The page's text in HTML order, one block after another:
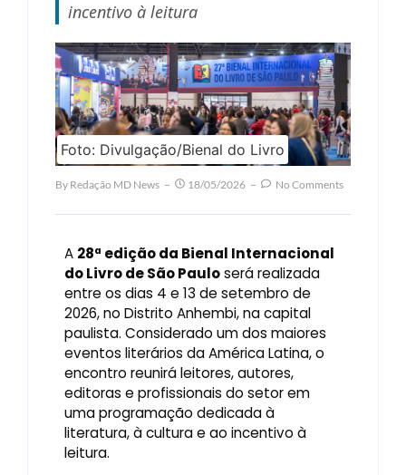
incentivo à leitura
Foto: Divulgação/Bienal do Livro
By Redação MD News 18/05/2026 No Comments
A 28ª edição da Bienal Internacional
do Livro de São Pauloserá realizada
entre os dias 4 e 13 de setembro de
2026, no Distrito Anhembi, na capital
paulista. Considerado um dos maiores
eventos literários da América Latina, o
encontro reunirá leitores, autores,
editoras e profissionais do setor em
uma programação dedicada à
literatura, à cultura e ao incentivo à
leitura.